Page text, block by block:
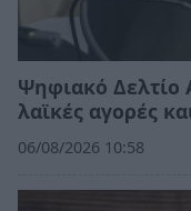
Ψηφιακό Δελτίο
λαϊκές αγορές
06/08/2026 10:58